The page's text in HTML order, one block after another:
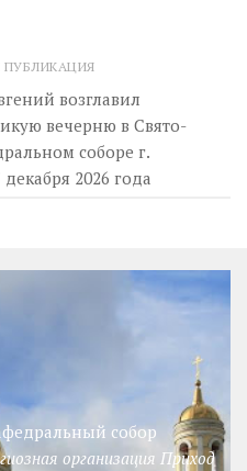
возглавил
вечерню в Свято-
соборе г.
2026 года
собор
организация Приход